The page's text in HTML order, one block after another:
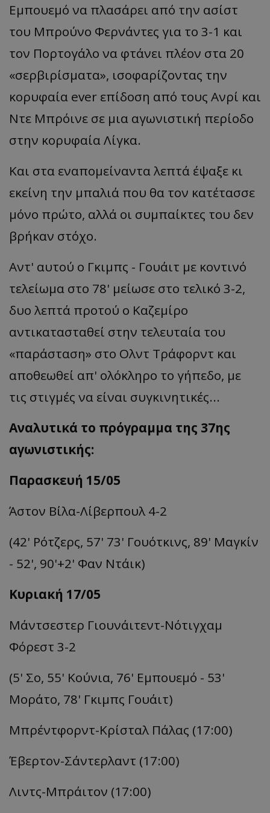
Εμπουεμό να πλασάρει από την ασίστ
του Μπρούνο Φερνάντες για το 3-1 και
τον Πορτογάλο να φτάνει πλέον στα 20
«σερβιρίσματα», ισοφαρίζοντας την
κορυφαία ever επίδοση από τους Ανρί και
Ντε Μπρόινε σε μια αγωνιστική περίοδο
στην κορυφαίαΛίγκα.
Και στα εναπομείνανταλεπτά έψαξε κι
εκείνη την μπαλιά που θα τον κατέτασσε
μόνο πρώτο, αλλά οι συμπαίκτες του δεν
βρήκαν στόχο.
Αντ' αυτού ο Γκιμπς - Γουάιτ με κοντινό
τελείωμα στο 78' μείωσε στο τελικό 3-2,
δυο λεπτά προτού ο Καζεμίρο
αντικατασταθεί στην τελευταία του
«παράσταση» στο Ολντ Τράφορντ και
αποθεωθεί απ' ολόκληρο το γήπεδο, με
τις στιγμές να είναι συγκινητικές...
Αναλυτικά το πρόγραμμα της 37ης
αγωνιστικής:
Παρασκευή 15/05
Άστον Βίλα-Λίβερπουλ 4-2
(42' Ρότζερς, 57' 73' Γουότκινς, 89' Μαγκίν
- 52', 90'+2' Φαν Ντάικ)
Κυριακή 17/05
Μάντσεστερ Γιουνάιτεντ-Νότιγχαμ
Φόρεστ 3-2
(5' Σο, 55' Κούνια, 76' Εμπουεμό - 53'
Μοράτο, 78' Γκιμπς Γουάιτ)
Μπρέντφορντ-Κρίσταλ Πάλας (17:00)
Έβερτον-Σάντερλαντ (17:00)
Λιντς-Μπράιτον (17:00)